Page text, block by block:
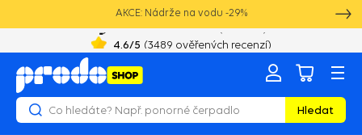
AKCE: Nádrže na vodu -29%
4.6 /5 (3489 ověřených recenzí)
Hledat